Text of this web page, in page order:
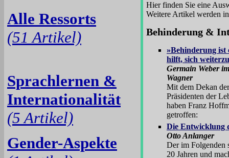
Alle Ressorts
(51 Artikel)
Sprachlernen &
Internationalität
(5 Artikel)
Gender-Aspekte
Hier finden Sie eine
Weitere Artikel werden
Behinderung &
»Behinderung ist
hilft, sich
Germain Weber
Wagner
Mit dem Dekan
Präsidenten der
haben Franz
getroffen:
Die Entwicklung
Otto Anlanger
Der im Folgenden
20 Jahren und